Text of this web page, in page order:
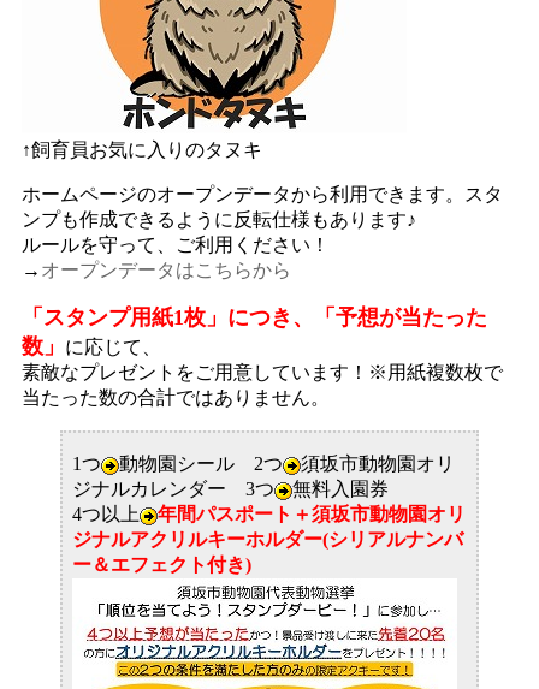
↑飼育員お気に入りのタヌキ
ホームページのオープンデータから利用できます。スタ
ンプも作成できるように反転仕様もあります♪
ルールを守って、ご利用ください！
→ オープンデータはこちらから
「スタンプ用紙1枚」につき、「予想が当たった
数」
に応じて、
素敵なプレゼントをご用意しています！※用紙複数枚で
当たった数の合計ではありません。
1つ 動物園シール 2つ
須坂市動物園オリ
ジナルカレンダー 3つ
無料入園券
4つ以上
年間パスポート＋須坂市動物園オリ
ジナルアクリルキーホルダー(シリアルナンバ
ー＆エフェクト付き)